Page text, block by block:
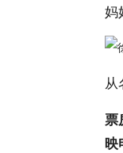
妈
从
票
映